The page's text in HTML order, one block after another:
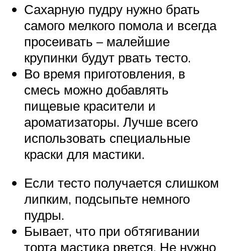
Сахарную пудру нужно брать
самого мелкого помола и всегда
просеивать – малейшие
крупинки будут рвать тесто.
Во время приготовления, в
смесь можно добавлять
пищевые красители и
ароматизаторы. Лучше всего
использовать специальные
краски для мастики.
Если тесто получается слишком
липким, подсыпьте немного
пудры.
Бывает, что при обтягивании
торта мастика рвется. Не нужно